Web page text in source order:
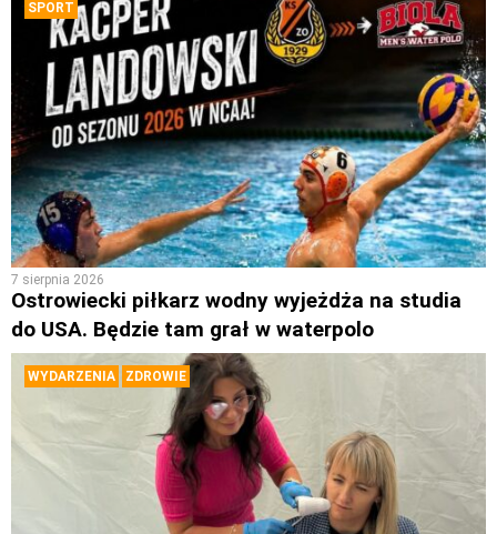
SPORT
7 sierpnia 2026
Ostrowiecki piłkarz wodny wyjeżdża na studia
do USA. Będzie tam grał w waterpolo
WYDARZENIA ZDROWIE